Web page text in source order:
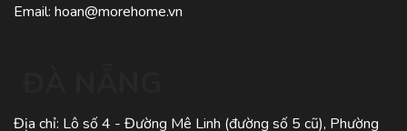
Email: hoan@morehome.vn
Địa chỉ: Lô số 4 - Đường Mê Linh (đường số 5 cũ), Phường